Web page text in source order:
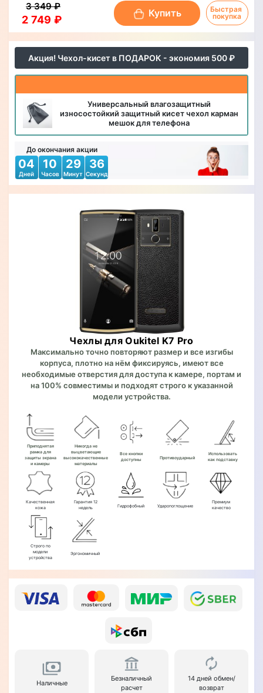
Акция! Чехол-кисет в ПОДАРОК - экономия 500 ₽
Универсальный влагозащитный
износостойкий защитный кисет чехол карман
мешок для телефона
До окончания акции
04
Дней
10
Часов
29
Минут
34
Секунд
Чехлы для Oukitel K7 Pro
Максимально точно повторяют размер и все изгибы
корпуса, плотно на нём фиксируясь, имеют все
необходимые отверстия для доступа к камере, портам и
на 100% совместимы и подходят строго к указанной
модели устройства.
Приподнятая
рамка для
защиты экрана
и камеры
Никогда не
выцветающие
высококачественные
материалы
Все кнопки
доступны
Противоударный
Использовать
как подставку
Качественная
кожа
Гарантия 12
недель
Гидрофобный Ударопоглощение
Премиум
качество
Строго по
модели
устройства
Эргономичный
Наличные
Безналичный
расчет
14 дней обмен/
возврат
2 749 ₽
3 349 ₽
Купить
Быстрая
покупка